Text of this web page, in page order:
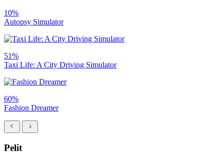
10%
Autopsy Simulator
51%
Taxi Life: A City Driving Simulator
60%
Fashion Dreamer
Pelit